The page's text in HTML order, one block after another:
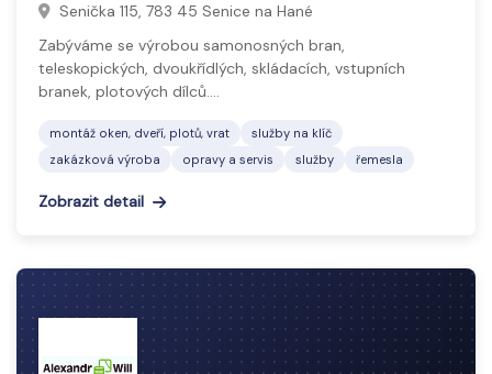
Senička 115, 783 45 Senice na Hané
Zabýváme se výrobou samonosných bran,
teleskopických, dvoukřídlých, skládacích, vstupních
branek, plotových dílců.…
montáž oken, dveří, plotů, vrat
služby na klíč
zakázková výroba
opravy a servis služby řemesla
Zobrazit detail